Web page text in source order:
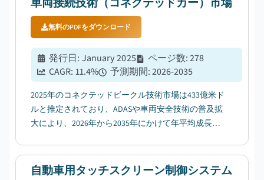
無料のPDFをダウンロード
発行日: January 2025 ページ数:278
CAGR: 11.4% 予測期間:2026-2035
2025年のコネクテッドビークル技術市場は433億米ド
ルと推定されており、ADASや車両安全技術の普及拡
大により、2026年から2035年にかけて年平均成長率
自動車用タッチスクリーン制御システム